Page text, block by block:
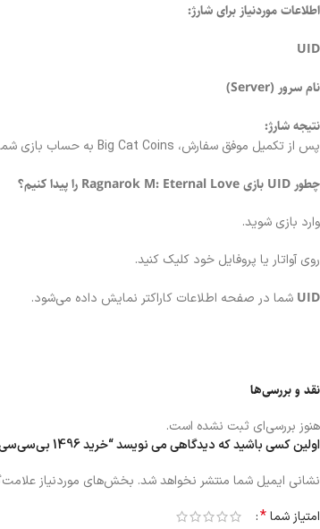
اطلاعات موردنیاز برای شارژ:
UID
نام سرور (Server)
نتیجه شارژ:
پس از تکمیل موفق سفارش، Big Cat Coins به حساب بازی شما واریز می‌شود و می‌توانید موجودی را داخل بازی بررسی کنید.
چطور UID بازی Ragnarok M: Eternal Love را پیدا کنیم؟
وارد بازی شوید.
روی آواتار یا پروفایل خود کلیک کنید.
UID شما در صفحه اطلاعات کاراکتر نمایش داده می‌شود.
نقد و بررسی‌ها
هنوز بررسی‌ای ثبت نشده است.
اولین کسی باشید که دیدگاهی می نویسد “خرید 1496 بی‌سی‌سی بازی رگناروک ام عشق ابدی ارزان”
نشانی ایمیل شما منتشر نخواهد شد. بخش‌های موردنیاز
امتیاز شما*